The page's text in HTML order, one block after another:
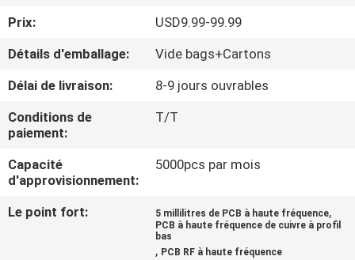
VISITE
DE
L'USINE
CONTRÔLE
DE
LA
Prix:
USD9.99-99.99
Détails d'emballage:
Vide bags+Cartons
Délai de livraison:
8-9 jours ouvrables
Conditions de
paiement:
T/T
Capacité
d'approvisionnement:
5000pcs par mois
Le point fort: 5 millilitres de PCB à haute fréquence,
PCB à haute fréquence de cuivre à profil
bas
, PCB RF à haute fréquence